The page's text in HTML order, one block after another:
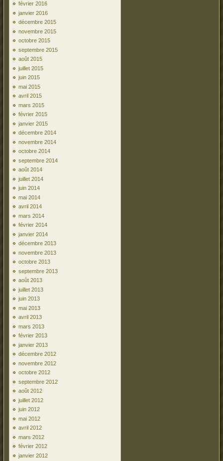
février 2016
janvier 2016
décembre 2015
novembre 2015
octobre 2015
septembre 2015
août 2015
juillet 2015
juin 2015
mai 2015
avril 2015
mars 2015
février 2015
janvier 2015
décembre 2014
novembre 2014
octobre 2014
septembre 2014
août 2014
juillet 2014
juin 2014
mai 2014
avril 2014
mars 2014
février 2014
janvier 2014
décembre 2013
novembre 2013
octobre 2013
septembre 2013
août 2013
juillet 2013
juin 2013
mai 2013
avril 2013
mars 2013
février 2013
janvier 2013
décembre 2012
novembre 2012
octobre 2012
septembre 2012
août 2012
juillet 2012
juin 2012
mai 2012
avril 2012
mars 2012
février 2012
janvier 2012